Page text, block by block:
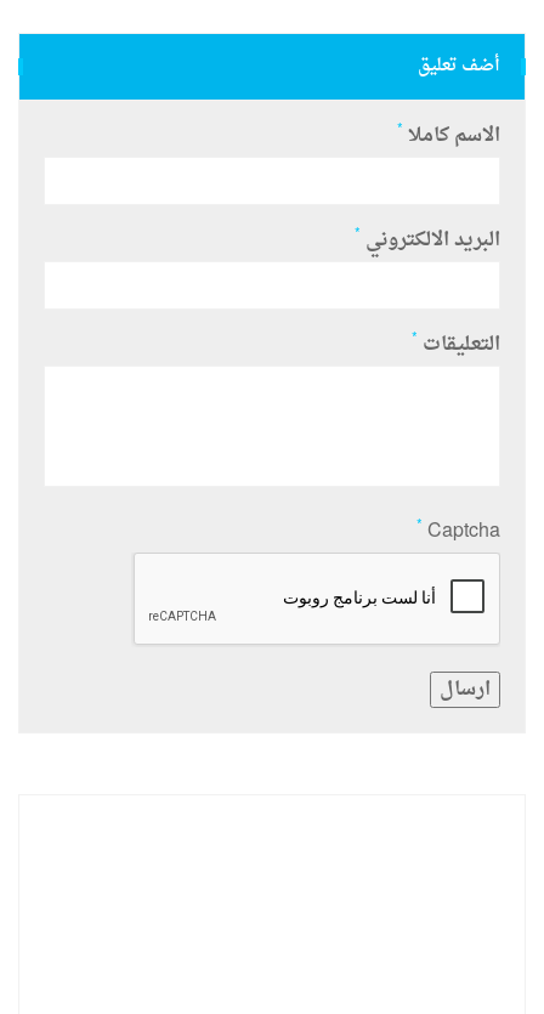
أضف تعليق
الاسم كاملا *
البريد الالكتروني *
التعليقات *
Captcha
*
ارسال